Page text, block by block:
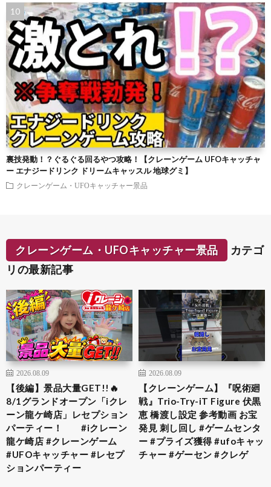
裏技発動！？ぐるぐる回るやつ攻略！【クレーンゲーム UFOキャッチャ
ー エナジードリンク ドリームキャッスル 地球グミ】
クレーンゲーム・UFOキャッチャー景品
クレーンゲーム・UFOキャッチャー景品
カテゴ
リの最新記事
2026.08.09
【後編】景品大量GET!!🔥
8/1グランドオープン「iクレ
ーン龍ケ崎店」レセプション
パーティー！ #iクレーン
龍ケ崎店 #クレーンゲーム
#UFOキャッチャー #レセプ
ションパーティー
2026.08.09
【クレーンゲーム】『呪術廻
戦』Trio-Try-iT Figure 伏黒
恵 橋渡し設定 参考動画 お宝
発見 刺し回し #ゲームセンタ
ー #プライズ獲得 #ufoキャッ
チャー #ゲーセン #クレゲ